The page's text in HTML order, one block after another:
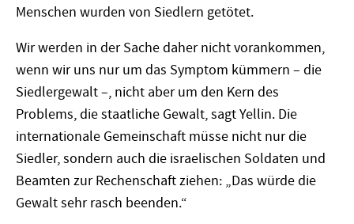
Menschen wurden von Siedlern getötet.
Wir werden in der Sache daher nicht vorankommen,
wenn wir uns nur um das Symptom kümmern – die
Siedlergewalt –, nicht aber um den Kern des
Problems, die staatliche Gewalt, sagt Yellin. Die
internationale Gemeinschaft müsse nicht nur die
Siedler, sondern auch die israelischen Soldaten und
Beamten zur Rechenschaft ziehen: „Das würde die
Gewalt sehr rasch beenden.“